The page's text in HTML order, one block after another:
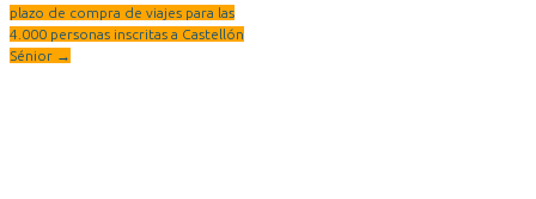
plazo de compra de viajes para las
4.000 personas inscritas a Castellón
Sénior →